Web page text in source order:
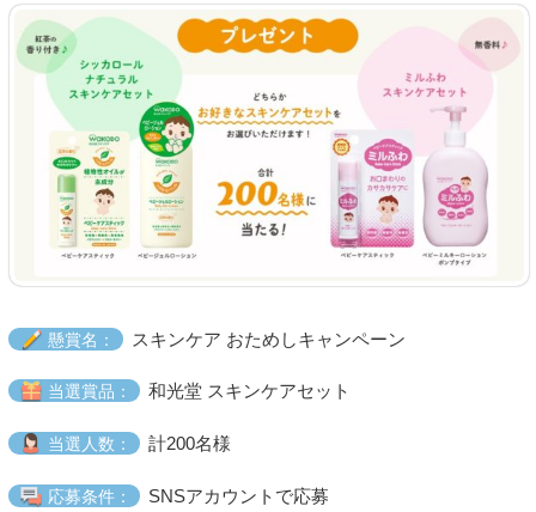
懸賞名： スキンケア おためしキャンペーン
当選賞品： 和光堂 スキンケアセット
当選人数： 計200名様
応募条件： SNSアカウントで応募